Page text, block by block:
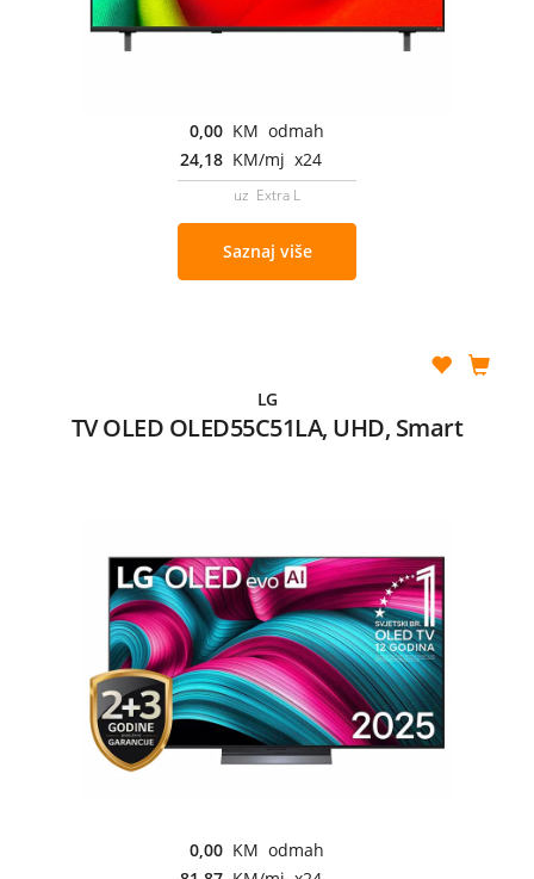
0,00 KM odmah
24,18 KM/mj x24
uz Extra L
Saznaj više
LG
TV OLED OLED55C51LA, UHD, Smart
0,00 KM odmah